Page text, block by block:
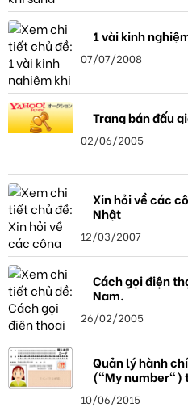
1 vài kinh
07/07/2008
Trang bán đấu
02/06/2005
Xin hỏi về các
Nhật
12/03/2007
Cách gọi điện
Nam.
26/02/2005
Quản lý hành
("My number")
10/06/2015